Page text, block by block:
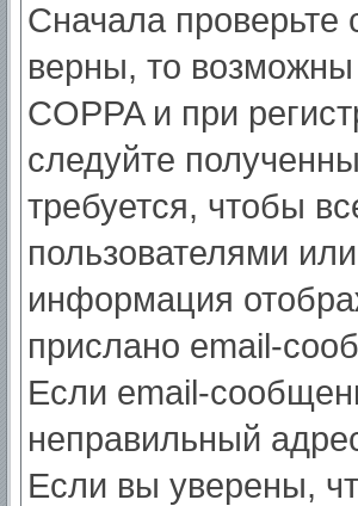
Сначала проверьте
верны, то
COPPA и при
следуйте
требуется, чтобы
пользователями
информация
прислано email-
Если email-
неправильный
Если вы уверены,